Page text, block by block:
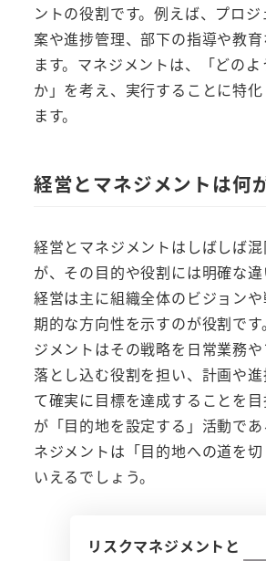
ントの役割です。例えば、プロ
案や進捗管理、部下の指導や教
ます。マネジメントは、「どの
か」を考え、実行することに特
ます。
経営とマネジメントは何
経営とマネジメントはしばしば
が、その目的や役割には明確な違
経営は主に組織全体のビジョン
期的な方向性を示すのが役割で
ジメントはその戦略を日常業務
落とし込む役割を担い、計画や
て確実に目標を達成することを
が「目的地を設定する」活動で
ネジメントは「目的地への道を
いえるでしょう。
リスクマネジメントと